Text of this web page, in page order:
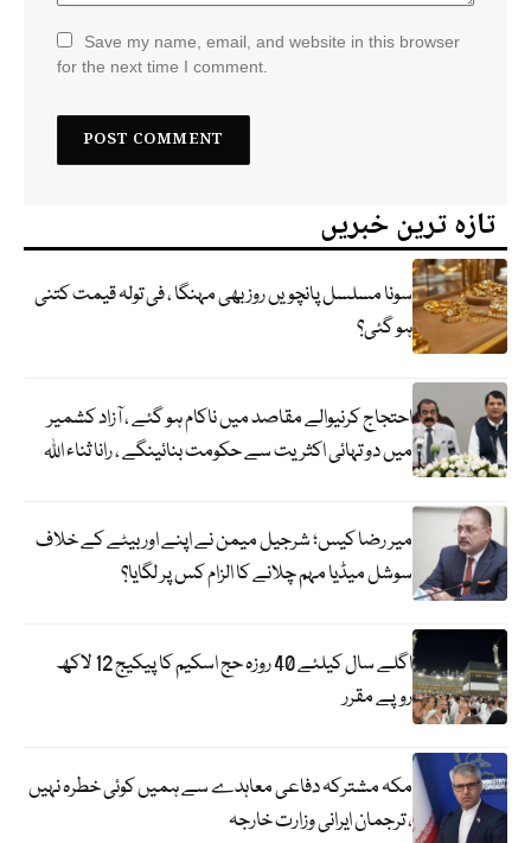
Save my name, email, and website in this browser
for the next time I comment.
تازہ ترین خبریں
سونا مسلسل پانچویں روز بھی مہنگا ، فی تولہ قیمت کتنی
ہو گئی؟
احتجاج کرنیوالے مقاصد میں ناکام ہو گئے ، آزاد کشمیر
میں دو تہائی اکثریت سے حکومت بنائینگے ، رانا ثناء اللہ
میر رضا کیس؛ شرجیل میمن نے اپنے اور بیٹے کے خلاف
سوشل میڈیا مہم چلانے کا الزام کس پر لگایا؟
اگلے سال کیلئے 40 روزہ حج اسکیم کا پیکیج 12 لاکھ
روپے مقرر
مکہ مشترکہ دفاعی معاہدے سے ہمیں کوئی خطرہ نہیں
، ترجمان ایرانی وزارت خارجہ